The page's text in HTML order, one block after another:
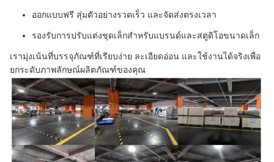
ออกแบบฟรี สุ่มตัวอย่างรวดเร็ว และจัดส่งตรงเวลา
รองรับการปรับแต่งชุดเล็กสำหรับแบรนด์และสตูดิโอขนาดเล็ก
เรามุ่งเน้นที่บรรจุภัณฑ์ที่เรียบง่าย ละเอียดอ่อน และใช้งานได้จริงเพื่อ
ยกระดับภาพลักษณ์ผลิตภัณฑ์ของคุณ